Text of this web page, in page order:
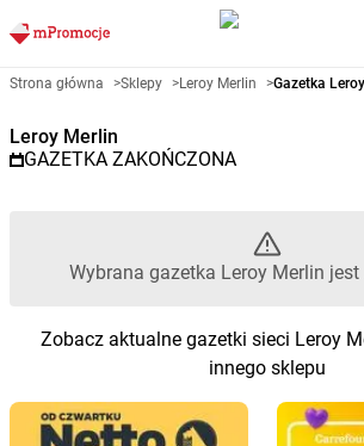
Gazetka promocyjna
Strona główna >Sklepy >Leroy Merlin >Gazetka
Leroy Merlin
GAZETKA ZAKOŃCZONA
Wybrana gazetka Leroy Merlin
Zobacz aktualne gazetki sieci Leroy
innego sklepu